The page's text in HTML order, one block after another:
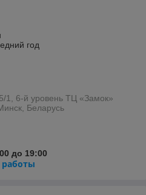
год
1, 6-й уровень ТЦ «Замок»
Беларусь
до 19:00
работы